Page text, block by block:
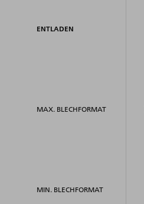
ENTLADEN
MAX. BLECHFORMAT
MIN. BLECHFORMAT